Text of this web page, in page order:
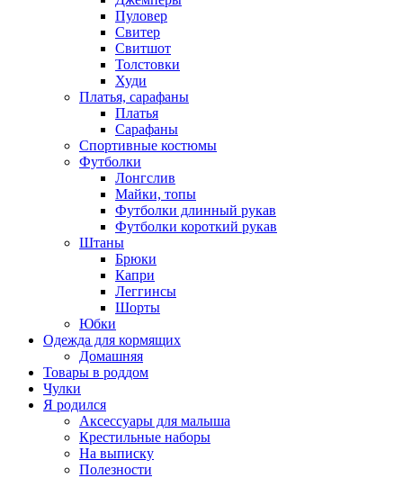
Пуловер
Свитер
Свитшот
Толстовки
Худи
Платья, сарафаны
Платья
Сарафаны
Спортивные костюмы
Футболки
Лонгслив
Майки, топы
Футболки длинный рукав
Футболки короткий рукав
Штаны
Брюки
Капри
Леггинсы
Шорты
Юбки
Одежда для кормящих
Домашняя
Товары в роддом
Чулки
Я родился
Аксессуары для малыша
Крестильные наборы
На выписку
Полезности